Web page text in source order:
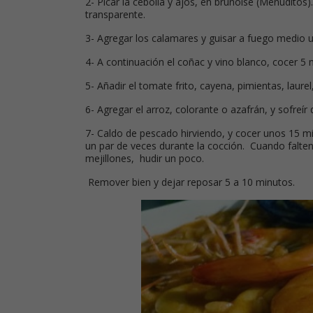
transparente.
3- Agregar los calamares y guisar a fuego medio
4- A continuación el coñac y vino blanco, cocer
5- Añadir el tomate frito, cayena, pimientas,
6- Agregar el arroz, colorante o azafrán, y sofreír
7- Caldo de pescado hirviendo, y cocer unos 15
un par de veces durante la cocción. Cuando
mejillones, hudir un poco.
Remover bien y dejar reposar 5 a 10 minutos.